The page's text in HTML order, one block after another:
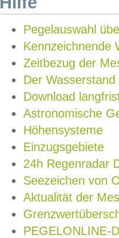
Pegelauswahl
Kennzeichnende
Zeitbezug der
Der Wasserstand
Download
Astronomische
Höhensysteme
Einzugsgebiete
24h Regenradar
Seezeichen von
Aktualität der
PEGELONLINE-